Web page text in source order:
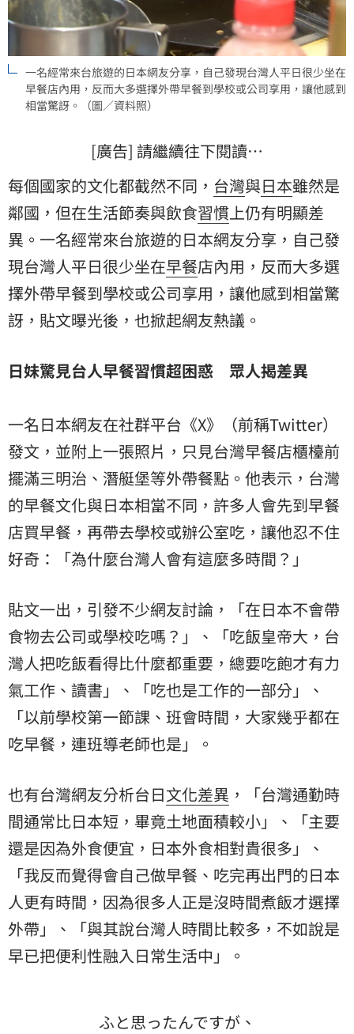
一名經常來台旅遊的日本網友分享，自己發現台灣人平日很少坐在
早餐店內用，反而大多選擇外帶早餐到學校或公司享用，讓他感到
相當驚訝。（圖／資料照）
[廣告] 請繼續往下閱讀…
每個國家的文化都截然不同， 台灣與日本雖然是
鄰國，但在生活節奏與飲食習慣上仍有明顯差
異。一名經常來台旅遊的日本網友分享，自己發
現台灣人平日很少坐在早餐店內用，反而大多選
擇外帶早餐到學校或公司享用，讓他感到相當驚
訝，貼文曝光後，也掀起網友熱議。
日妹驚見台人早餐習慣超困惑 眾人揭差異
一名日本網友在社群平台《X》（前稱Twitter）
發文，並附上一張照片，只見台灣早餐店櫃檯前
擺滿三明治、潛艇堡等外帶餐點。他表示，台灣
的早餐文化與日本相當不同，許多人會先到早餐
店買早餐，再帶去學校或辦公室吃，讓他忍不住
好奇：「為什麼台灣人會有這麼多時間？」
貼文一出，引發不少網友討論，「在日本不會帶
食物去公司或學校吃嗎？」、「吃飯皇帝大，台
灣人把吃飯看得比什麼都重要，總要吃飽才有力
氣工作、讀書」、「吃也是工作的一部分」、
「以前學校第一節課、班會時間，大家幾乎都在
吃早餐，連班導老師也是」。
也有台灣網友分析台日文化差異 ，「台灣通勤時
間通常比日本短，畢竟土地面積較小」、「主要
還是因為外食便宜，日本外食相對貴很多」、
「我反而覺得會自己做早餐、吃完再出門的日本
人更有時間，因為很多人正是沒時間煮飯才選擇
外帶」、「與其說台灣人時間比較多，不如說是
早已把便利性融入日常生活中」。
ふと思ったんですが、